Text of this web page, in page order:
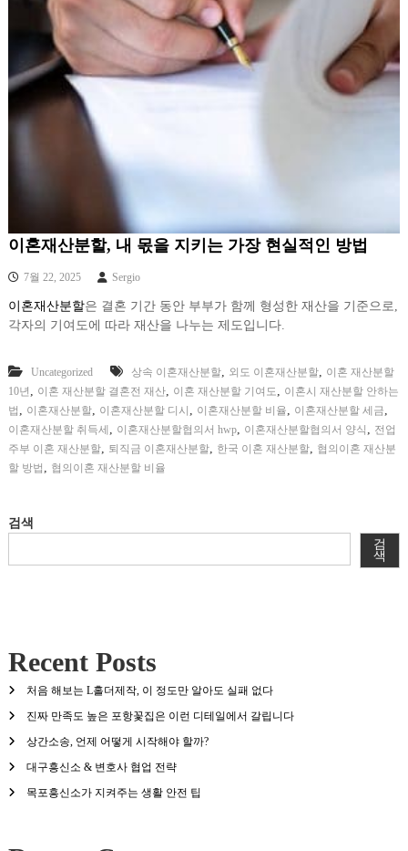
이혼재산분할, 내 몫을 지키는 가장 현실적인 방법
7월 22, 2025 Sergio
이혼재산분할은 결혼 기간 동안 부부가 함께 형성한 재산을 기준으로,
각자의 기여도에 따라 재산을 나누는 제도입니다.
Uncategorized 상속 이혼재산분할, 외도 이혼재산분할, 이혼 재산분할
10년 , 이혼 재산분할 결혼전 재산, 이혼 재산분할 기여도, 이혼시 재산분할 안하는
법 , 이혼재산분할, 이혼재산분할 디시 , 이혼재산분할 비율, 이혼재산분할 세금,
이혼재산분할 취득세 , 이혼재산분할협의서 hwp, 이혼재산분할협의서 양식 , 전업
주부 이혼 재산분할, 퇴직금 이혼재산분할, 한국 이혼 재산분할, 협의이혼 재산분
할 방법 , 협의이혼 재산분할 비율
검색
검
색
Recent Posts
처음 해보는 L홀더제작, 이 정도만 알아도 실패 없다
진짜 만족도 높은 포항꽃집은 이런 디테일에서 갈립니다
상간소송, 언제 어떻게 시작해야 할까?
대구흥신소 & 변호사 협업 전략
목포흥신소가 지켜주는 생활 안전 팁